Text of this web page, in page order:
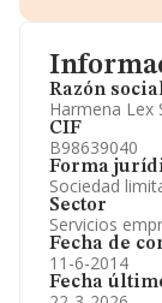
Razón
Harmena Lex
CIF
B98639040
Forma
Sociedad
Sector
Servicios
Fecha de
11-6-2014
Fecha